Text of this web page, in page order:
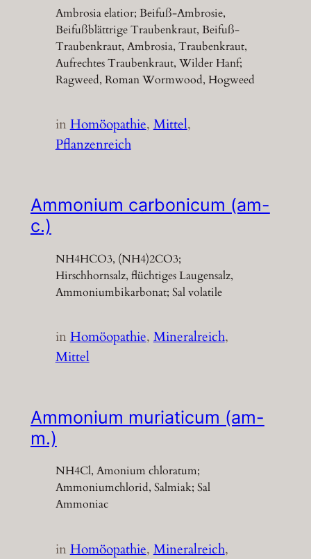
Ambrosia elatior; Beifuß-Ambrosie,
Beifußblättrige Traubenkraut, Beifuß-
Traubenkraut, Ambrosia, Traubenkraut,
Aufrechtes Traubenkraut, Wilder Hanf;
Ragweed, Roman Wormwood, Hogweed
inHomöopathie, Mittel
Pflanzenreich
Ammonium carbonicum (am-
c.)
NH4HCO3, (NH4)2CO3;
Hirschhornsalz, flüchtiges Laugensalz,
Ammoniumbikarbonat; Sal volatile
inHomöopathie, Mineralreich
Mittel
Ammonium muriaticum (am-
m.)
NH4Cl, Amonium chloratum;
Ammoniumchlorid, Salmiak; Sal
Ammoniac
inHomöopathie, Mineralreich